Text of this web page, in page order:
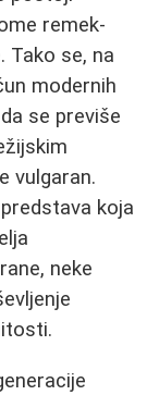
remek-
Tako se, na
modernih
se previše
vulgaran.
koja
neke